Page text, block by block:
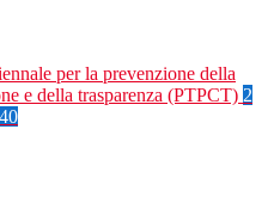
per la prevenzione della
e della trasparenza (PTPCT) 2